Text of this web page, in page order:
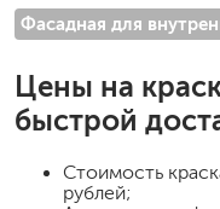
Фасадная для
Цены на
быстрой
Стоимость
рублей;